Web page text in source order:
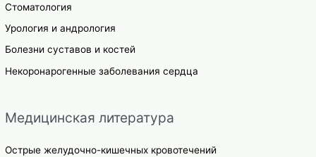
Стоматология
Урология и андрология
Болезни суставов и костей
Некоронарогенные заболевания сердца
Медицинская литература
Острые желудочно-кишечных кровотечений